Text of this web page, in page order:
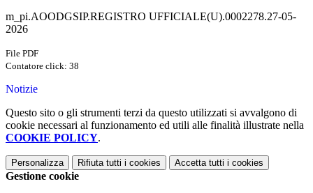
m_pi.AOODGSIP.REGISTRO UFFICIALE(U).0002278.27-05-
2026
File PDF
Contatore click: 38
Notizie
Questo sito o gli strumenti terzi da questo utilizzati si avvalgono di
cookie necessari al funzionamento ed utili alle finalità illustrate nella
COOKIE POLICY.
Personalizza Rifiuta tutti i cookies Accetta tutti i cookies
Gestione cookie